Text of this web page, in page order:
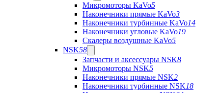
Микромоторы KaVo5
Наконечники прямые KaVo3
Наконечники турбинные KaVo14
Наконечники угловые KaVo19
Скалеры воздушные KaVo5
NSK58
Запчасти и аксессуары NSK8
Микромоторы NSK5
Наконечники прямые NSK2
Наконечники турбинные NSK18